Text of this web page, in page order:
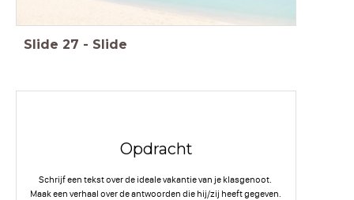
Slide 27 - Slide
Opdracht
Schrijf een tekst over de ideale vakantie van je klasgenoot.
Maak een verhaal over de antwoorden die hij/zij heeft gegeven.